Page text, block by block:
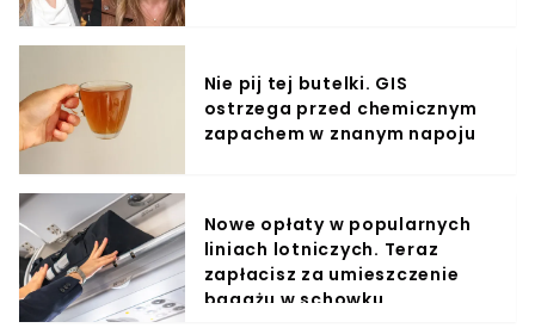
Nie pij tej butelki. GIS
ostrzega przed chemicznym
zapachem w znanym napoju
Nowe opłaty w popularnych
liniach lotniczych. Teraz
zapłacisz za umieszczenie
bagażu w schowku